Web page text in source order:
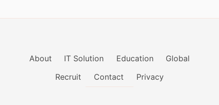
About IT Solution Education
Global
Recruit
Contact Privacy